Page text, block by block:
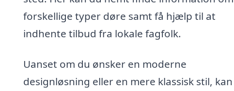
forskellige typer døre samt få hjælp til at
indhente tilbud fra lokale fagfolk.
Uanset om du ønsker en moderne
designløsning eller en mere klassisk stil, kan